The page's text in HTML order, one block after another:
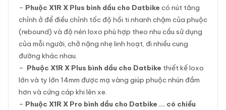
– Phuộc X1R X Plus bình dầu cho Datbike có nút tăng
chỉnh ở để điều chỉnh tốc độ hồi ti nhanh chậm của phuộc
(rebound) và độ nén loxo phù hợp theo nhu cầu sử dụng
của mỗi người, chở nặng nhẹ linh hoạt, đi nhiều cung
đường khác nhau.
– Phuộc X1R X Plus bình dầu cho Datbike thiết kế loxo
lớn và ty lớn 14mm được mạ vàng giúp phuộc nhún đầm
hơn và cứng cáp khi lên xe.
– Phuộc X1R X Pro bình dầu cho Datbike … có chiều